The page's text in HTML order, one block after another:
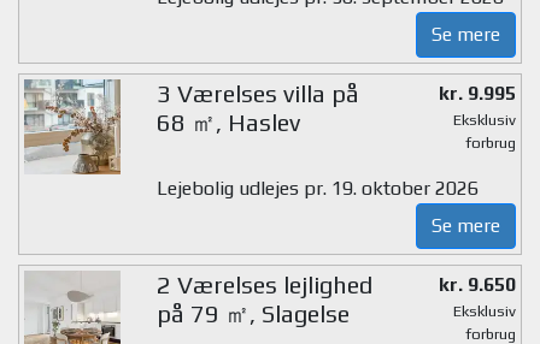
Se mere
3 Værelses villa på
68 ㎡, Haslev
kr. 9.995
Eksklusiv
forbrug
Lejebolig udlejes pr. 19. oktober 2026
Se mere
2 Værelses lejlighed
på 79 ㎡, Slagelse
kr. 9.650
Eksklusiv
forbrug